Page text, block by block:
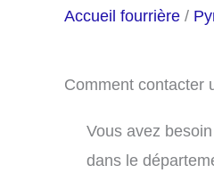
Accueil fourrière /
Comment contacter
Vous avez
dans le